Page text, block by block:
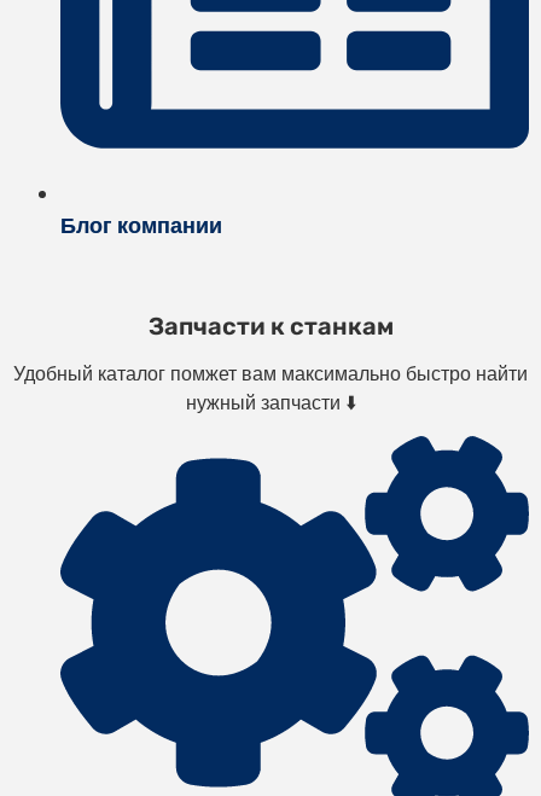
Блог компании
Запчасти к станкам
Удобный каталог помжет вам максимально быстро найти
нужный запчасти ⬇️